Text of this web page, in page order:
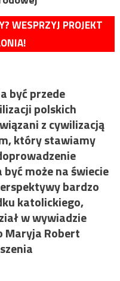
WESPRZYJ PROJEKT
być przede
polskich
z cywilizacją
który stawiamy
może na świecie
bardzo
katolickiego,
w wywiadzie
Maryja Robert